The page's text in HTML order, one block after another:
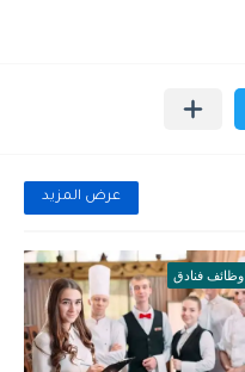
عرض المزيد
وظائف فنادق